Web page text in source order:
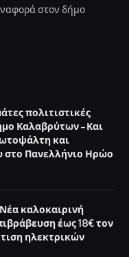
στον δήμο
πολιτιστικές
Καλαβρύτων – Και
και
στο Πανελλήνιο Ηρώο
καλοκαιρινή
έως 18€ τον
ηλεκτρικών